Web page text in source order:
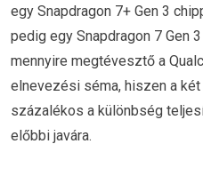
egy Snapdragon 7+ Gen 3
pedig egy Snapdragon 7 Gen
mennyire megtévesztő a
elnevezési séma, hiszen a
százalékos a különbség
előbbi javára.